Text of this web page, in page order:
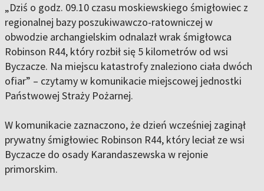
„Dziś o godz. 09.10 czasu moskiewskiego śmigłowiec z
regionalnej bazy poszukiwawczo-ratowniczej w
obwodzie archangielskim odnalazł wrak śmigłowca
Robinson R44, który rozbił się 5 kilometrów od wsi
Byczacze. Na miejscu katastrofy znaleziono ciała dwóch
ofiar” – czytamy w komunikacie miejscowej jednostki
Państwowej Straży Pożarnej.
W komunikacie zaznaczono, że dzień wcześniej zaginął
prywatny śmigłowiec Robinson R44, który leciał ze wsi
Byczacze do osady Karandaszewska w rejonie
primorskim.